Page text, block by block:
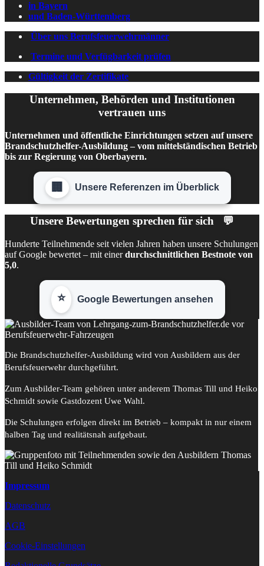
in Bayern
und Baden-Württemberg
Über uns Berufsfeuerwehrmänner
Termine und Verfügbarkeit prüfen
Gültigkeit der Zertifikate
Unternehmen, Behörden und Institutionen
vertrauen uns
Unternehmen und öffentliche Einrichtungen setzen auf unsere
Brandschutzhelfer-Ausbildung – vom mittelständischen Betrieb
bis zur Regierung von Oberbayern.
🏢 Unsere Referenzen im Überblick
Unsere Bewertungen sprechen für sich 💬
Hunderte Teilnehmende seit vielen Jahren haben unsere Schulungen
auf Google bewertet – mit einerdurchschnittlichen Bestnote von
5,0.
⭐️ Google Bewertungen ansehen
Die Brandschutzhelfer-Ausbildung wird von Ausbildern aus der
Berufsfeuerwehr durchgeführt.
Zum Ausbilder-Team gehören unter anderem Thomas Till und Heiko
Schmidt sowie Gastdozent Uwe Wahl.
Die Schulungen erfolgen direkt im Betrieb – kompakt in nur einem
halben Tag und realitätsnah aufgebaut.
Impressum
Datenschutz
AGB
Cookie-Einstellungen